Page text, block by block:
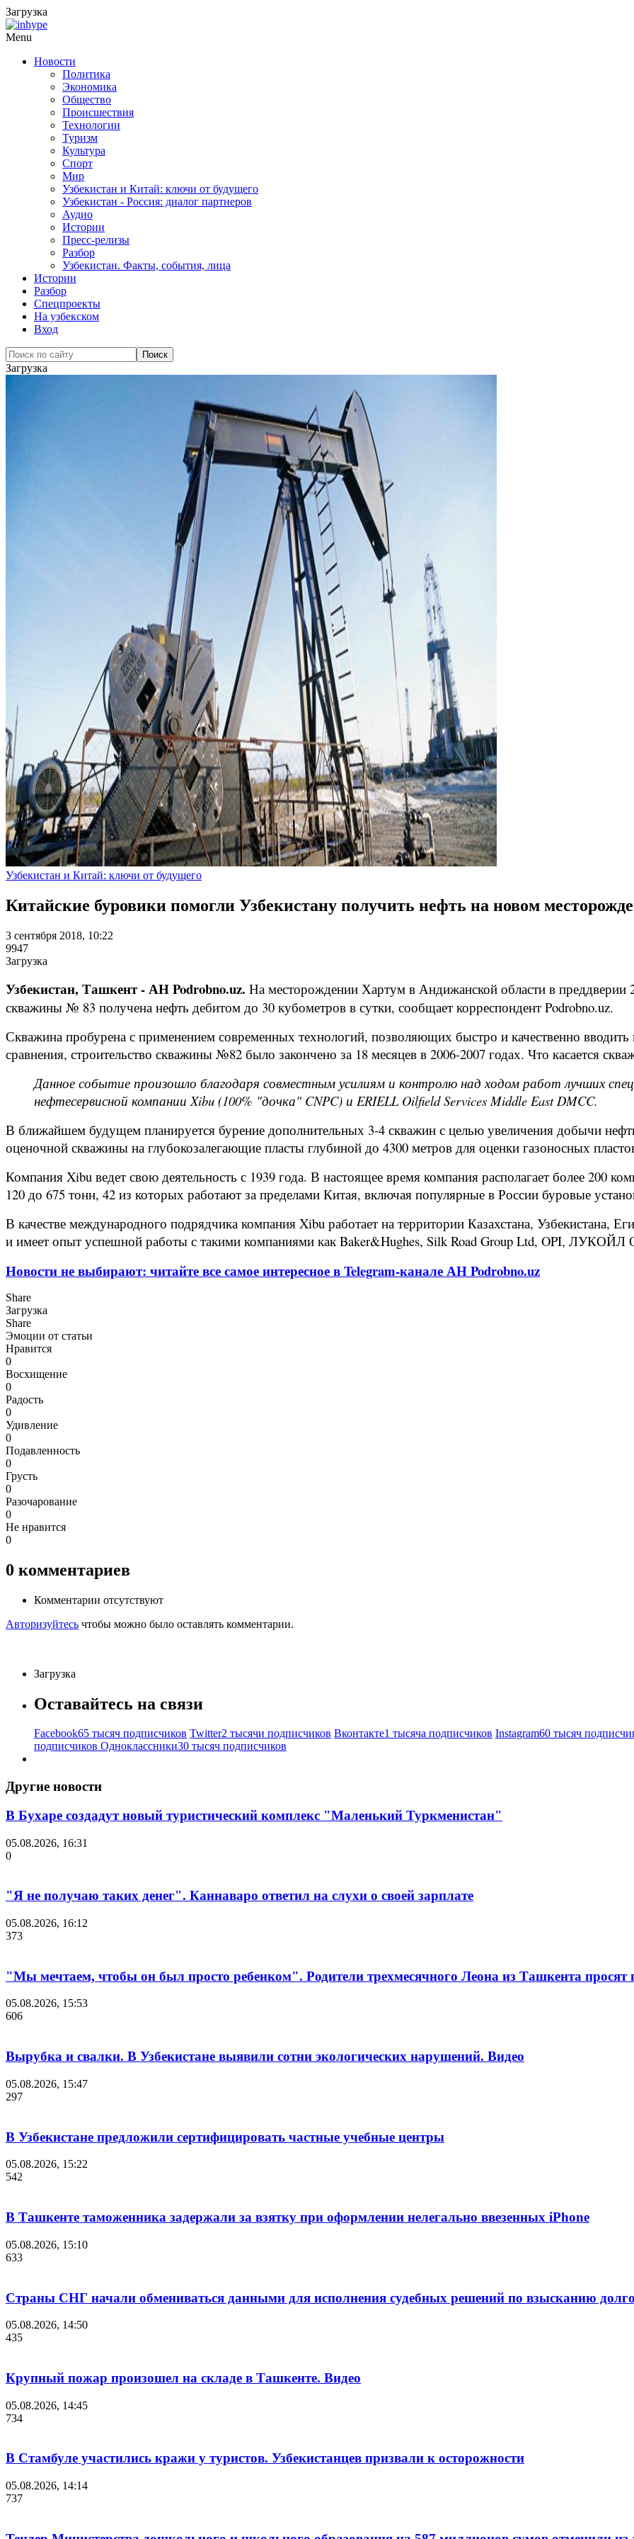
Загрузка
Menu
Новости
Политика
Экономика
Общество
Происшествия
Технологии
Туризм
Культура
Спорт
Мир
Узбекистан и Китай: ключи от будущего
Узбекистан - Россия: диалог партнеров
Аудио
Истории
Пресс-релизы
Разбор
Узбекистан. Факты, события, лица
Истории
Разбор
Спецпроекты
На узбекском
Вход
Загрузка
Узбекистан и Китай: ключи от будущего
Китайские буровики помогли Узбекистану получить нефть на новом
3 сентября 2018, 10:22
9947
Загрузка
Узбекистан, Ташкент - АН Podrobno.uz. На месторождении Хартум в Андижанской области в преддверии
скважины № 83 получена нефть дебитом до 30 кубометров в сутки, сообщает корреспондент Podrobno.uz.
Скважина пробурена с применением современных технологий, позволяющих быстро и качественно
сравнения, строительство скважины №82 было закончено за 18 месяцев в 2006-2007 годах. Что касается
Данное событие произошло благодаря совместным усилиям и контролю над ходом работ лучших
нефтесервисной компании Xibu (100% "дочка" CNPC) и ERIELL Oilfield Services Middle East DMCC.
В ближайшем будущем планируется бурение дополнительных 3-4 скважин с целью увеличения добычи
оценочной скважины на глубокозалегающие пласты глубиной до 4300 метров для оценки газоносных
Компания Xibu ведет свою деятельность с 1939 года. В настоящее время компания располагает более 200
120 до 675 тонн, 42 из которых работают за пределами Китая, включая популярные в России буровые
В качестве международного подрядчика компания Xibu работает на территории Казахстана, Узбекистана,
и имеет опыт успешной работы с такими компаниями как Baker&Hughes, Silk Road Group Ltd, OPI, ЛУКОЙЛ
Новости не выбирают: читайте все самое интересное в Telegram-канале АН Podrobno.uz
Share
Загрузка
Share
Эмоции от статьи
Нравится
0
Восхищение
0
Радость
0
Удивление
0
Подавленность
0
Грусть
0
Разочарование
0
Не нравится
0
0 комментариев
Комментарии отсутствуют
Авторизуйтесь чтобы можно было оставлять комментарии.
Загрузка
Оставайтесь на связи
Facebook65 тысяч подписчиков Twitter2 тысячи подписчиков Вконтакте1 тысяча подписчиков Instagram60 тысяч
подписчиков Одноклассники30 тысяч подписчиков
Другие новости
В Бухаре создадут новый туристический комплекс "Маленький Туркменистан"
05.08.2026, 16:31
0
"Я не получаю таких денег". Каннаваро ответил на слухи о своей зарплате
05.08.2026, 16:12
373
"Мы мечтаем, чтобы он был просто ребенком". Родители трехмесячного Леона из Ташкента
05.08.2026, 15:53
606
Вырубка и свалки. В Узбекистане выявили сотни экологических нарушений. Видео
05.08.2026, 15:47
297
В Узбекистане предложили сертифицировать частные учебные центры
05.08.2026, 15:22
542
В Ташкенте таможенника задержали за взятку при оформлении нелегально ввезенных iPhone
05.08.2026, 15:10
633
Страны СНГ начали обмениваться данными для исполнения судебных решений по взысканию
05.08.2026, 14:50
435
Крупный пожар произошел на складе в Ташкенте. Видео
05.08.2026, 14:45
734
В Стамбуле участились кражи у туристов. Узбекистанцев призвали к осторожности
05.08.2026, 14:14
737